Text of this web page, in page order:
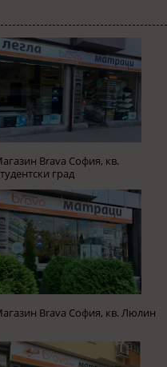
Brava София, кв.
град
Brava София, кв. Люлин